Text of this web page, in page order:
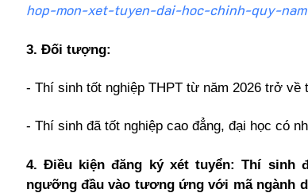
hop-mon-xet-tuyen-dai-hoc-chinh-quy-
3. Đối tượng:
- Thí sinh tốt nghiệp THPT từ năm 2026 trở về
- Thí sinh đã tốt nghiệp cao đẳng, đại học có
4. Điều kiện đăng ký xét tuyển: Thí sinh
ngưỡng đầu vào tương ứng với mã ngành